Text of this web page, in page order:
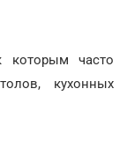
которым часто
кухонных